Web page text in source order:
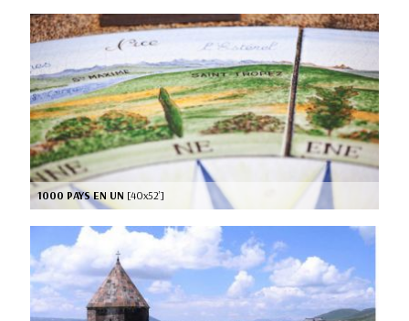
1000 PAYS EN UN [40x52’]